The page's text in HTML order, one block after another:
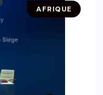
AFRIQUE